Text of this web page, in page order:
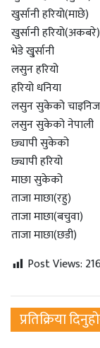
खुर्सानी हरियो(माछे)
खुर्सानी हरियो(अकबरे)
भेडे खु्र्सानी
लसुन हरियो
हरियो धनिया
लसुन सुकेको चाइनिज
लसुन सुकेको नेपाली
छ्यापी सुकेको
छ्यापी हरियो
माछा सुकेको
ताजा माछा(रहु)
ताजा माछा(बचुवा)
ताजा माछा(छडी)
Post Views:
प्रतिक्रिया